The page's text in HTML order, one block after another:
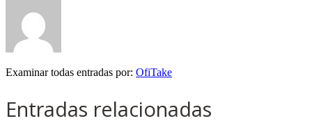
Examinar todas entradas por: OfiTake
Entradas relacionadas